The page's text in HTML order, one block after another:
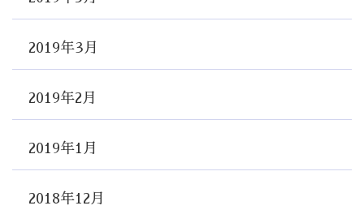
2019年3月
2019年2月
2019年1月
2018年12月